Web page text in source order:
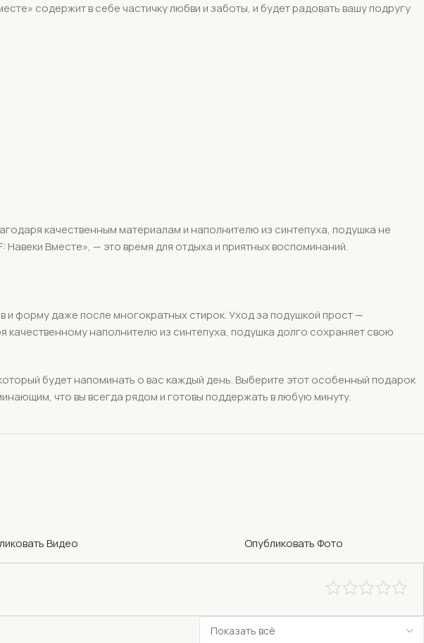
содержит в себе частичку любви и заботы, и будет радовать вашу подругу
качественным материалам и наполнителю из синтепуха, подушка не
Вместе», — это время для отдыха и приятных воспоминаний.
и форму даже после многократных стирок. Уход за подушкой прост —
качественному наполнителю из синтепуха, подушка долго сохраняет свою
будет напоминать о вас каждый день. Выберите этот особенный подарок
что вы всегда рядом и готовы поддержать в любую минуту.
Видео Опубликовать Фото